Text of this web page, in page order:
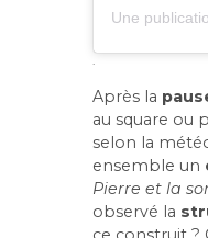
Une
Après la
au square ou
selon la
ensemble un
Pierre et la
observé la